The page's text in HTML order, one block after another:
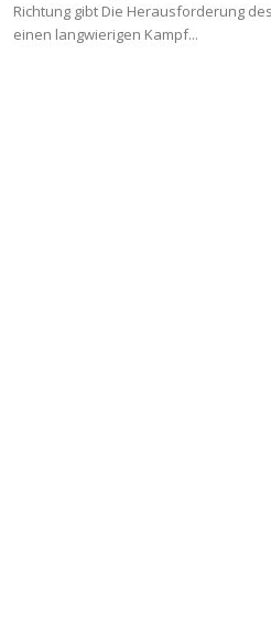
Richtung gibt Die Herausforderung des doppelten Contents stellt
einen langwierigen Kampf...